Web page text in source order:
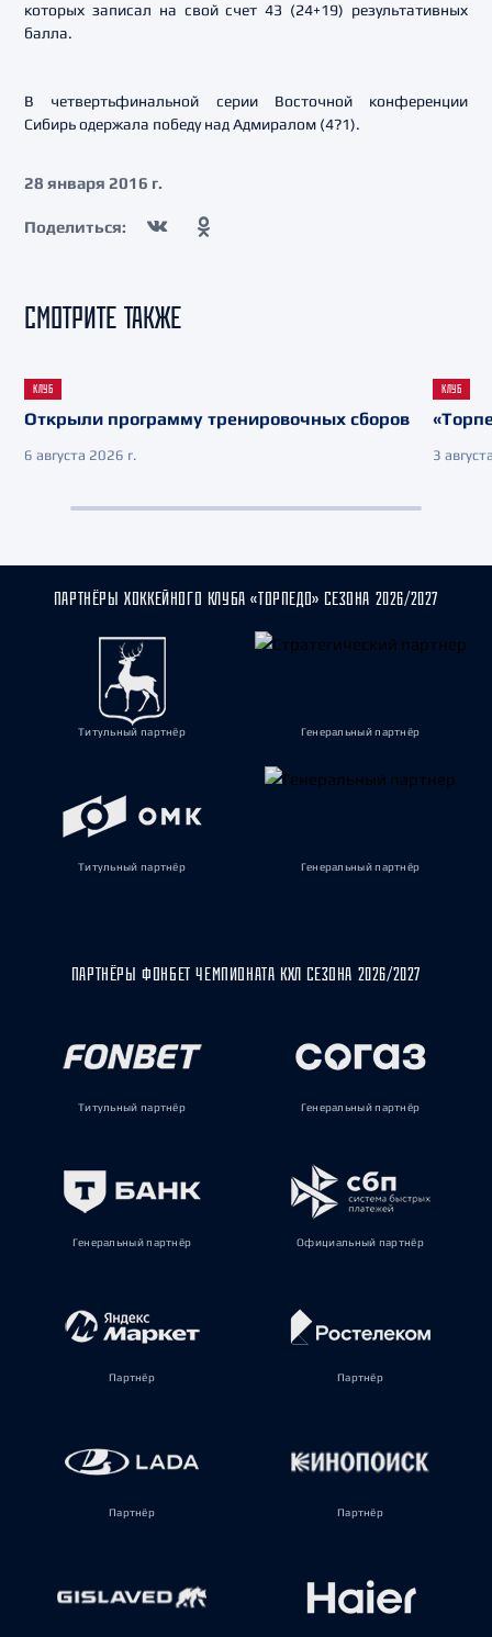
которых записал на свой счет 43 (24+19) результативных
балла.
В четвертьфинальной серии Восточной конференции
Сибирь одержала победу над Адмиралом (4?1).
28 января 2016 г.
Поделиться:
СМОТРИТЕ ТАКЖЕ
КЛУБ
Открыли программу тренировочных сборов
6 августа 2026 г.
КЛУБ
3
ПАРТНЁРЫ ХОККЕЙНОГО КЛУБА «ТОРПЕДО» СЕЗОНА 2026/2027
Титульный партнёр Генеральный партнёр
Титульный партнёр Генеральный партнёр
ПАРТНЁРЫ ФОНБЕТ ЧЕМПИОНАТА КХЛ СЕЗОНА 2026/2027
Титульный партнёр Генеральный партнёр
Генеральный партнёр Официальный партнёр
Партнёр Партнёр
Партнёр Партнёр